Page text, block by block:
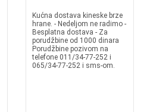
Kućna dostava kineske brze
hrane. - Nedeljom ne radimo -
Besplatna dostava - Za
porudžbine od 1000 dinara
Porudžbine pozivom na
telefone 011/34-77-252 i
065/34-77-252 i sms-om.